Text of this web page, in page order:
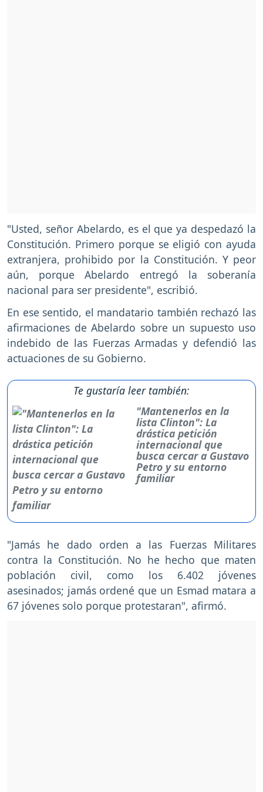
"Usted, señor Abelardo, es el que ya despedazó la
Constitución. Primero porque se eligió con ayuda
extranjera, prohibido por la Constitución. Y peor
aún, porque Abelardo entregó la soberanía
nacional para ser presidente", escribió.
En ese sentido, el mandatario también rechazó las
afirmaciones de Abelardo sobre un supuesto uso
indebido de las Fuerzas Armadas y defendió las
actuaciones de su Gobierno.
Te gustaría leer también:
"Mantenerlos en la
lista Clinton": La
drástica petición
internacional que
busca cercar a Gustavo
Petro y su entorno
familiar
"Jamás he dado orden a las Fuerzas Militares
contra la Constitución. No he hecho que maten
población civil, como los 6.402 jóvenes
asesinados; jamás ordené que un Esmad matara a
67 jóvenes solo porque protestaran", afirmó.